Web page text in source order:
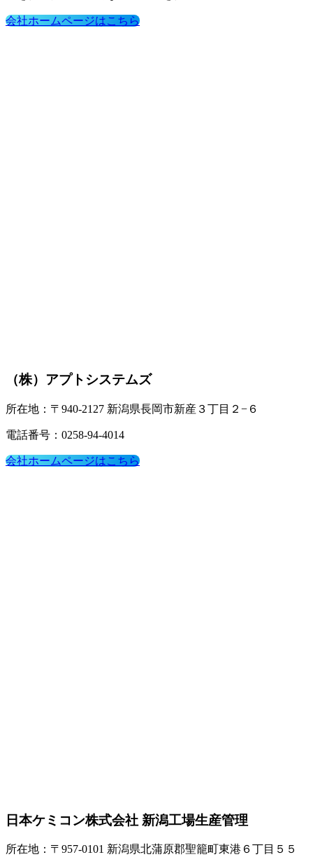
会社ホームページはこちら
（株）アプトシステムズ
所在地：〒940-2127 新潟県長岡市新産３丁目２−６
電話番号：0258-94-4014
会社ホームページはこちら
日本ケミコン株式会社 新潟工場生産管理
所在地：〒957-0101 新潟県北蒲原郡聖籠町東港６丁目５５